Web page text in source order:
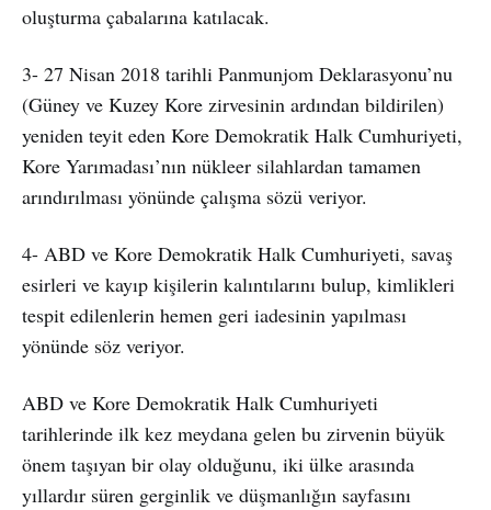
oluşturma çabalarına katılacak.
3- 27 Nisan 2018 tarihli Panmunjom Deklarasyonu’nu
(Güney ve Kuzey Kore zirvesinin ardından bildirilen)
yeniden teyit eden Kore Demokratik Halk Cumhuriyeti,
Kore Yarımadası’nın nükleer silahlardan tamamen
arındırılması yönünde çalışma sözü veriyor.
4- ABD ve Kore Demokratik Halk Cumhuriyeti, savaş
esirleri ve kayıp kişilerin kalıntılarını bulup, kimlikleri
tespit edilenlerin hemen geri iadesinin yapılması
yönünde söz veriyor.
ABD ve Kore Demokratik Halk Cumhuriyeti
tarihlerinde ilk kez meydana gelen bu zirvenin büyük
önem taşıyan bir olay olduğunu, iki ülke arasında
yıllardır süren gerginlik ve düşmanlığın sayfasını